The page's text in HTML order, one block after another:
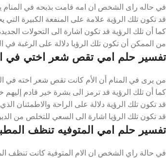
في حاله راى الشخص ان امه قامت بذبحه في المنام
قد تكون تلك الرؤية علامة على المنفعة الكبيرة التي
كما أن تلك الرؤية قد تكون اشارة الى التحولات
من الممكن أن تكون تلك الرؤيا دلالة على الرغبة في
تفسير حلم امي تقص شعر اختي في
من يرى في المنام أن الأم كانت تقص شعر اخته في
كما أن تلك الرؤية قد ترمز الى بشرة خير قادم إليهم
قد تكون تلك الرؤية دلالة على الراحة والاطمئنان
قد تكون تلك الرؤيا اشارة الى السعي للتخلص من
تفسير حلم امي المتوفيه تنظف
في حالة راي الشخص ان الام المتوفية كانت تنظف